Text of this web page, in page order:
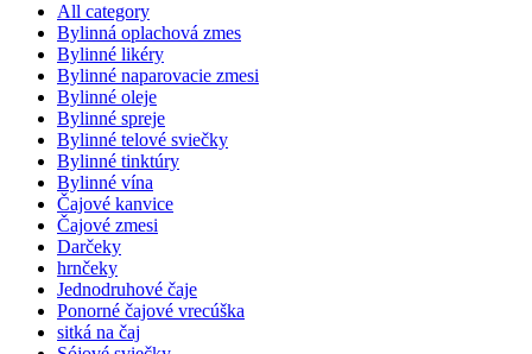
All category
Bylinná oplachová zmes
Bylinné likéry
Bylinné naparovacie zmesi
Bylinné oleje
Bylinné spreje
Bylinné telové sviečky
Bylinné tinktúry
Bylinné vína
Čajové kanvice
Čajové zmesi
Darčeky
hrnčeky
Jednodruhové čaje
Ponorné čajové vrecúška
sitká na čaj